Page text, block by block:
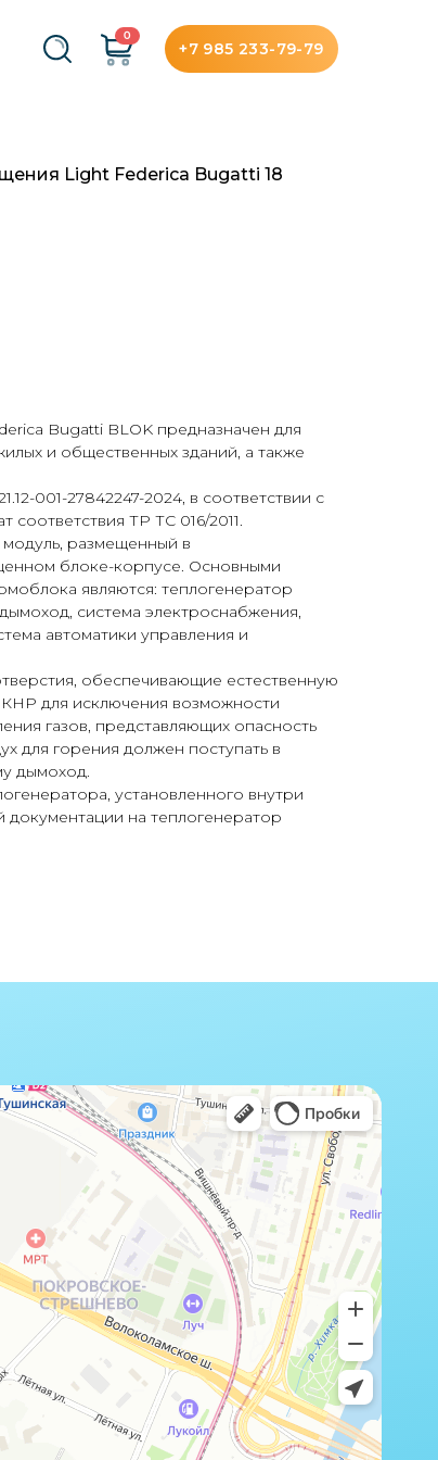
0
+7 985 233-79-79
Light Federica Bugatti 18
Bugatti BLOK предназначен для
и общественных зданий, а также
001-27842247-2024, в соответствии с
ТР ТС 016/2011.
размещенный в
блоке-корпусе. Основными
являются: теплогенератор
система электроснабжения,
автоматики управления и
обеспечивающие естественную
для исключения возможности
газов, представляющих опасность
для горения должен поступать в
дымоход.
установленного внутри
на теплогенератор